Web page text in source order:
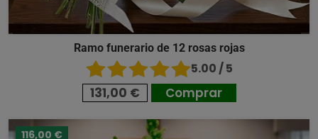
Ramo funerario de 12 rosas rojas
5.00 / 5
131,00 € Comprar
116,00 €